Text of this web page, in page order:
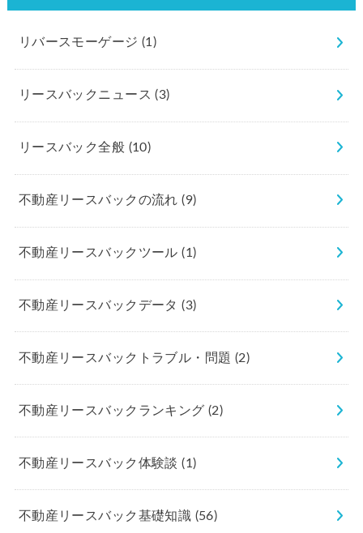
リバースモーゲージ (1)
リースバックニュース(3)
リースバック全般 (10)
不動産リースバックの流れ(9)
不動産リースバックツール(1)
不動産リースバックデータ(3)
不動産リースバックトラブル・問題 (2)
不動産リースバックランキング(2)
不動産リースバック体験談(1)
不動産リースバック基礎知識 (56)